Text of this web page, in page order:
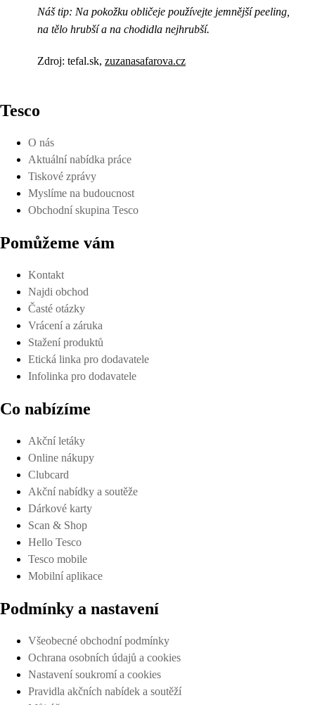
Náš tip: Na pokožku obličeje používejte jemnější peeling,
na tělo hrubší a na chodidla nejhrubší.
Zdroj: tefal.sk, zuzanasafarova.cz
Tesco
O nás
Aktuální nabídka práce
Tiskové zprávy
Myslíme na budoucnost
Obchodní skupina Tesco
Pomůžeme vám
Kontakt
Najdi obchod
Časté otázky
Vrácení a záruka
Stažení produktů
Etická linka pro dodavatele
Infolinka pro dodavatele
Co nabízíme
Akční letáky
Online nákupy
Clubcard
Akční nabídky a soutěže
Dárkové karty
Scan & Shop
Hello Tesco
Tesco mobile
Mobilní aplikace
Podmínky a nastavení
Všeobecné obchodní podmínky
Ochrana osobních údajů a cookies
Nastavení soukromí a cookies
Pravidla akčních nabídek a soutěží